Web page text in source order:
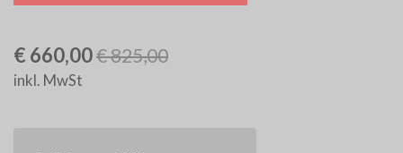
€ 660,00€ 825,00
inkl. MwSt